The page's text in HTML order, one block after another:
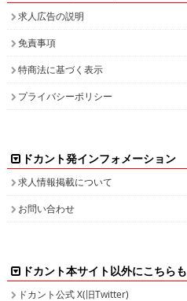
求人広告の説明
免責事項
特商法に基づく表示
プライバシーポリシー
ドカント発インフォメーション
求人情報掲載について
お問い合わせ
ドカント本サイト以外にこちらも
ドカント公式 X(旧Twitter)